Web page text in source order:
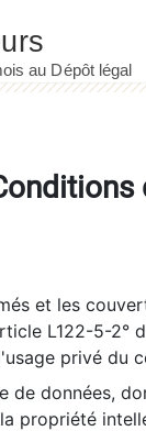
et les
L122-5-2°
privé du
de données,
propriété